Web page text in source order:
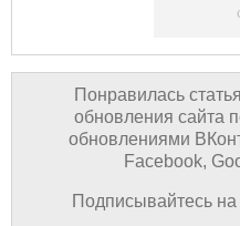
Понравилась
обновления сайта
обновлениями
Facebook,
Подписывайтесь